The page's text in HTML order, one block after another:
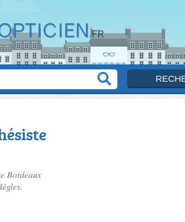
Bordeaux